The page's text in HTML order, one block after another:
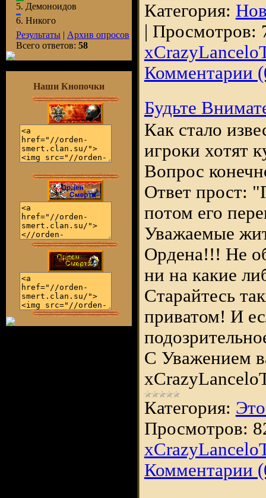
5. Демоноидов
6. Никого
Результаты| Архив опросов
Всего ответов: 58
Наши Кнопочки
Категория:
Просмотров:
Комментарии
Будьте
Как стало
игроки хотят
Вопрос
Ответ прост:
потом его
Уважаемые
Ордена!!! Не
ни на какие
Старайтесь
приватом! И
С Уважением
Категория:
Просмотров:
Комментарии